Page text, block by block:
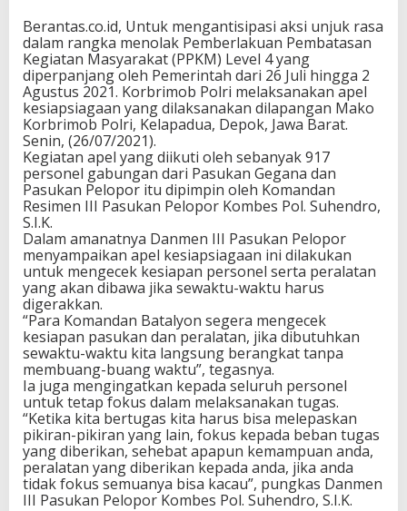
Berantas.co.id, Untuk mengantisipasi aksi unjuk rasa
dalam rangka menolak Pemberlakuan Pembatasan
Kegiatan Masyarakat (PPKM) Level 4 yang
diperpanjang oleh Pemerintah dari 26 Juli hingga 2
Agustus 2021. Korbrimob Polri melaksanakan apel
kesiapsiagaan yang dilaksanakan dilapangan Mako
Korbrimob Polri, Kelapadua, Depok, Jawa Barat.
Senin, (26/07/2021).
Kegiatan apel yang diikuti oleh sebanyak 917
personel gabungan dari Pasukan Gegana dan
Pasukan Pelopor itu dipimpin oleh Komandan
Resimen III Pasukan Pelopor Kombes Pol. Suhendro,
S.I.K.
Dalam amanatnya Danmen III Pasukan Pelopor
menyampaikan apel kesiapsiagaan ini dilakukan
untuk mengecek kesiapan personel serta peralatan
yang akan dibawa jika sewaktu-waktu harus
digerakkan.
“Para Komandan Batalyon segera mengecek
kesiapan pasukan dan peralatan, jika dibutuhkan
sewaktu-waktu kita langsung berangkat tanpa
membuang-buang waktu”, tegasnya.
Ia juga mengingatkan kepada seluruh personel
untuk tetap fokus dalam melaksanakan tugas.
“Ketika kita bertugas kita harus bisa melepaskan
pikiran-pikiran yang lain, fokus kepada beban tugas
yang diberikan, sehebat apapun kemampuan anda,
peralatan yang diberikan kepada anda, jika anda
tidak fokus semuanya bisa kacau”, pungkas Danmen
III Pasukan Pelopor Kombes Pol. Suhendro, S.I.K.